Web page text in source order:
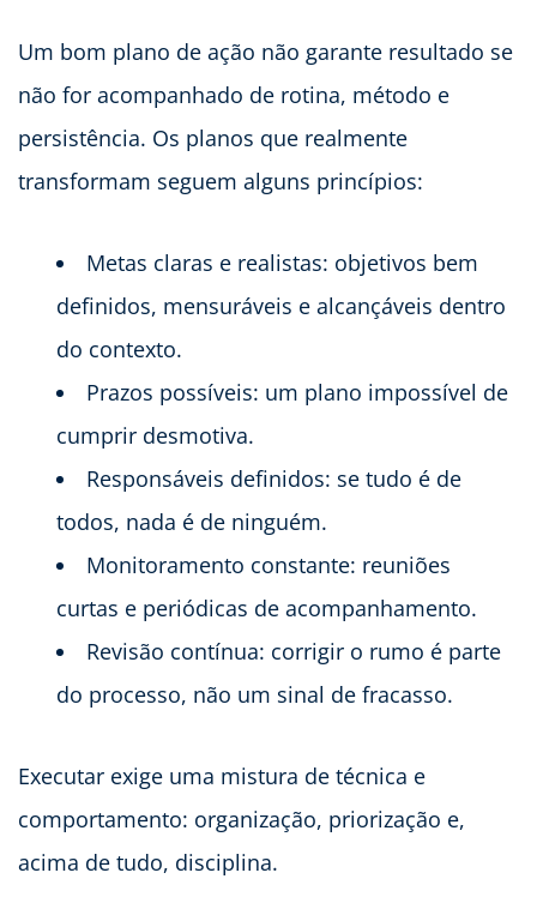
Um bom plano de ação não garante resultado se
não for acompanhado de rotina, método e
persistência. Os planos que realmente
transformam seguem alguns princípios:
Metas claras e realistas: objetivos bem
definidos, mensuráveis e alcançáveis dentro
do contexto.
Prazos possíveis: um plano impossível de
cumprir desmotiva.
Responsáveis definidos: se tudo é de
todos, nada é de ninguém.
Monitoramento constante: reuniões
curtas e periódicas de acompanhamento.
Revisão contínua: corrigir o rumo é parte
do processo, não um sinal de fracasso.
Executar exige uma mistura de técnica e
comportamento: organização, priorização e,
acima de tudo, disciplina.